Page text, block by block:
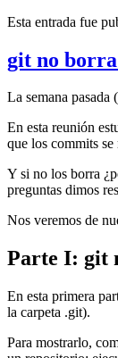
Esta entrada fue
git no
La semana
En esta reunión
que los commits
Y si no los borra
preguntas dimos
Nos veremos de
Parte I: git
En esta primera
la carpeta .git).
Para mostrarlo,